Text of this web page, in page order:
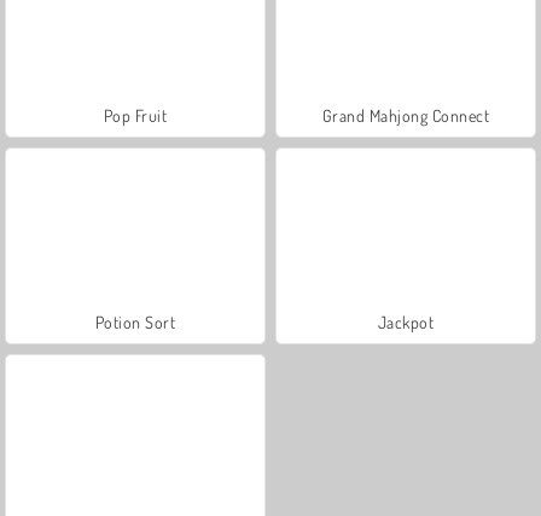
Pop Fruit Grand Mahjong Connect
Potion Sort Jackpot